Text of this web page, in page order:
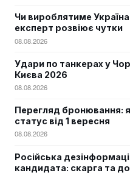
Чи вироблятиме
експерт розвіює чутки
08.08.2026
Удари по танкерах у
Києва 2026
08.08.2026
Перегляд бронювання:
статус від 1 вересня
08.08.2026
Російська
кандидата: скарга та